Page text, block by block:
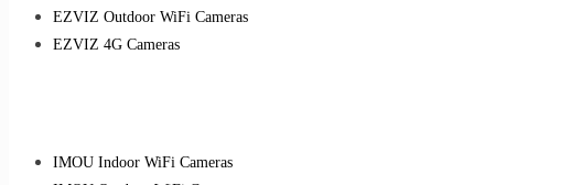
EZVIZ Outdoor WiFi Cameras
EZVIZ 4G Cameras
IMOU Indoor WiFi Cameras